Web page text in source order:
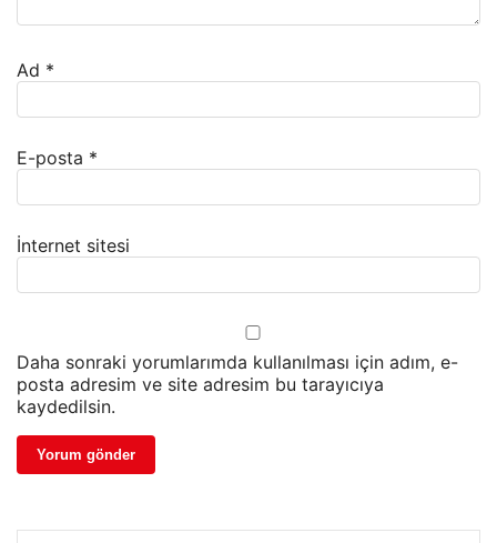
Ad *
E-posta *
İnternet sitesi
Daha sonraki yorumlarımda kullanılması için adım, e-
posta adresim ve site adresim bu tarayıcıya
kaydedilsin.